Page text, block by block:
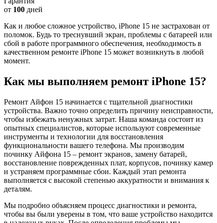
от 100 дней
Как и любое сложное устройство, iPhone 15 не застрахован от
поломок. Будь то треснувший экран, проблемы с батареей или
сбой в работе программного обеспечения, необходимость в
качественном ремонте iPhone 15 может возникнуть в любой
момент.
Как мы выполняем ремонт iPhone 15?
Ремонт Айфон 15 начинается с тщательной диагностики
устройства. Важно точно определить причину неисправности,
чтобы избежать ненужных затрат. Наша команда состоит из
опытных специалистов, которые используют современные
инструменты и технологии для восстановления
функциональности вашего телефона. Мы производим
починку Айфона 15 – ремонт экранов, замену батарей,
восстановление поврежденных плат, корпусов, починку камер
и устраняем программные сбои. Каждый этап ремонта
выполняется с высокой степенью аккуратности и внимания к
деталям.
Мы подробно объясняем процесс диагностики и ремонта,
чтобы вы были уверены в том, что ваше устройство находится